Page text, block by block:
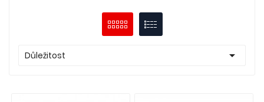
Důležitost 